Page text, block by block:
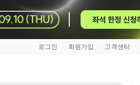
로그인 회원가입 고객센터